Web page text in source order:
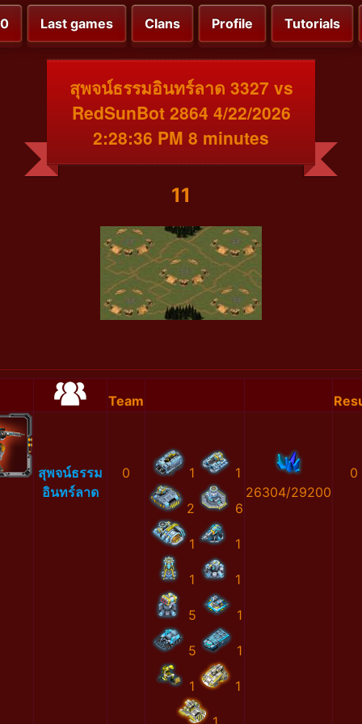
Last games Clans Profile Tutorials
สุพจน์ธรรมอินทร์ลาด 3327 vs
RedSunBot 2864 4/22/2026
2:28:36 PM 8 minutes
11
Team
สุพจน์ธรรม
อินทร์ลาด
0 1 1
2 6
1 1
1 1
5 1
5 1
1 1
26304/29200
0